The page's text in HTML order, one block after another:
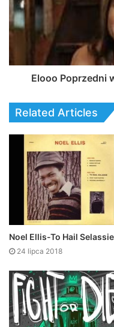
Elooo Poprzedni
Related Articles
Noel Ellis-To Hail Selassie
24 lipca 2018